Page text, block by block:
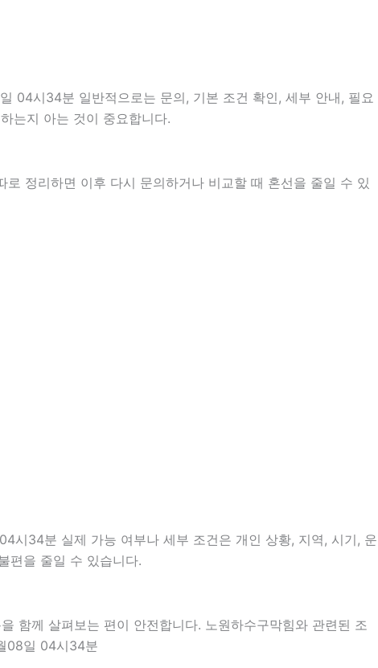
04시34분 일반적으로는 문의, 기본 조건 확인, 세부 안내, 필요
는지 아는 것이 중요합니다.
정리하면 이후 다시 문의하거나 비교할 때 혼선을 줄일 수 있
시34분 실제 가능 여부나 세부 조건은 개인 상황, 지역, 시기, 운
편을 줄일 수 있습니다.
함께 살펴보는 편이 안전합니다. 노원하수구막힘와 관련된 조
08일 04시34분